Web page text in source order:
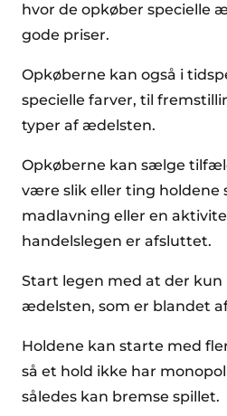
hvor de opkøber specielle
gode priser.
Opkøberne kan også i
specielle farver, til
typer af ædelsten.
Opkøberne kan sælge
være slik eller ting holdene
madlavning eller en
handelslegen er afsluttet.
Start legen med at der
ædelsten, som er blandet
Holdene kan starte med
så et hold ikke har
således kan bremse spillet.